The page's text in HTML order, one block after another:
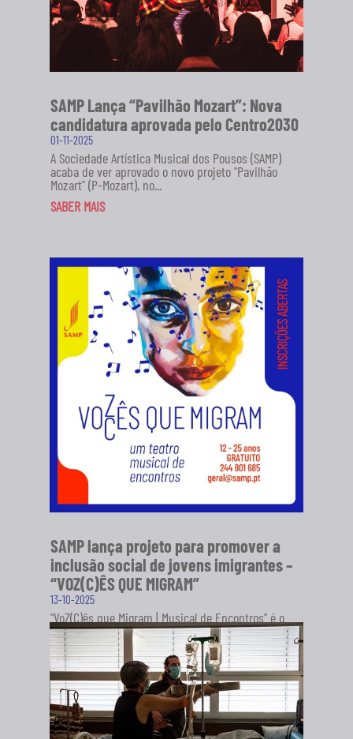
SAMP Lança “Pavilhão Mozart”: Nova
candidatura aprovada pelo Centro2030
01-11-2025
A Sociedade Artística Musical dos Pousos (SAMP)
acaba de ver aprovado o novo projeto "Pavilhão
Mozart" (P-Mozart), no...
SABER MAIS
SAMP lança projeto para promover a
inclusão social de jovens imigrantes –
“VOZ(C)ÊS QUE MIGRAM”
13-10-2025
"VoZ(C)ês que Migram | Musical de Encontros" é o
novo projeto da Sociedade Artística Musical dos
Pousos (SAMP), em...
SABER MAIS